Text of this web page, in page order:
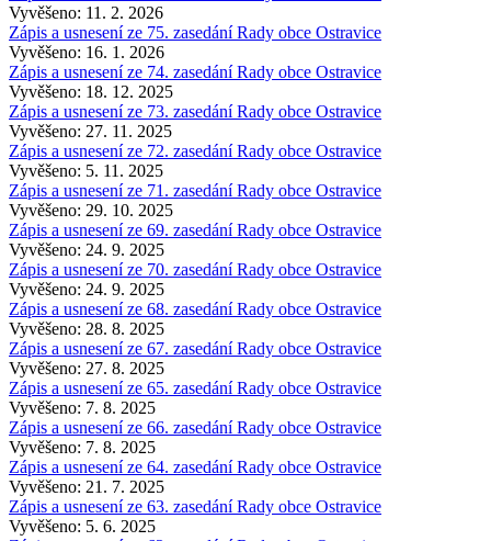
Vyvěšeno: 11. 2. 2026
Zápis a usnesení ze 75. zasedání Rady obce Ostravice
Vyvěšeno: 16. 1. 2026
Zápis a usnesení ze 74. zasedání Rady obce Ostravice
Vyvěšeno: 18. 12. 2025
Zápis a usnesení ze 73. zasedání Rady obce Ostravice
Vyvěšeno: 27. 11. 2025
Zápis a usnesení ze 72. zasedání Rady obce Ostravice
Vyvěšeno: 5. 11. 2025
Zápis a usnesení ze 71. zasedání Rady obce Ostravice
Vyvěšeno: 29. 10. 2025
Zápis a usnesení ze 69. zasedání Rady obce Ostravice
Vyvěšeno: 24. 9. 2025
Zápis a usnesení ze 70. zasedání Rady obce Ostravice
Vyvěšeno: 24. 9. 2025
Zápis a usnesení ze 68. zasedání Rady obce Ostravice
Vyvěšeno: 28. 8. 2025
Zápis a usnesení ze 67. zasedání Rady obce Ostravice
Vyvěšeno: 27. 8. 2025
Zápis a usnesení ze 65. zasedání Rady obce Ostravice
Vyvěšeno: 7. 8. 2025
Zápis a usnesení ze 66. zasedání Rady obce Ostravice
Vyvěšeno: 7. 8. 2025
Zápis a usnesení ze 64. zasedání Rady obce Ostravice
Vyvěšeno: 21. 7. 2025
Zápis a usnesení ze 63. zasedání Rady obce Ostravice
Vyvěšeno: 5. 6. 2025